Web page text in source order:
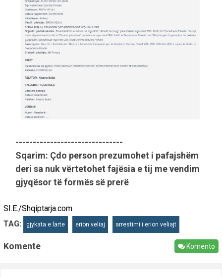
-------------------------------
Sqarim: Çdo person prezumohet i pafajshëm
deri sa nuk vërtetohet fajësia e tij me vendim
gjyqësor të formës së prerë
SI.E./Shqiptarja.com
TAG:
gjykata e larte erion veliaj arrestimi i erion veliajt
Komente Komento